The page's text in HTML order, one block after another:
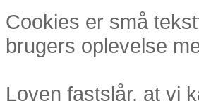
Cookies er små
brugers oplevelse
Loven fastslår, at vi